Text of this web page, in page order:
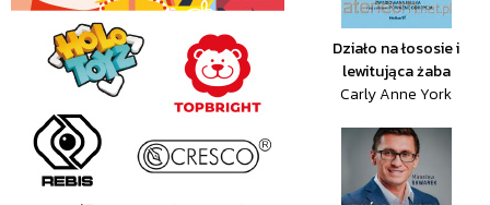
Działo na łososie i
lewitująca żaba
Carly Anne York